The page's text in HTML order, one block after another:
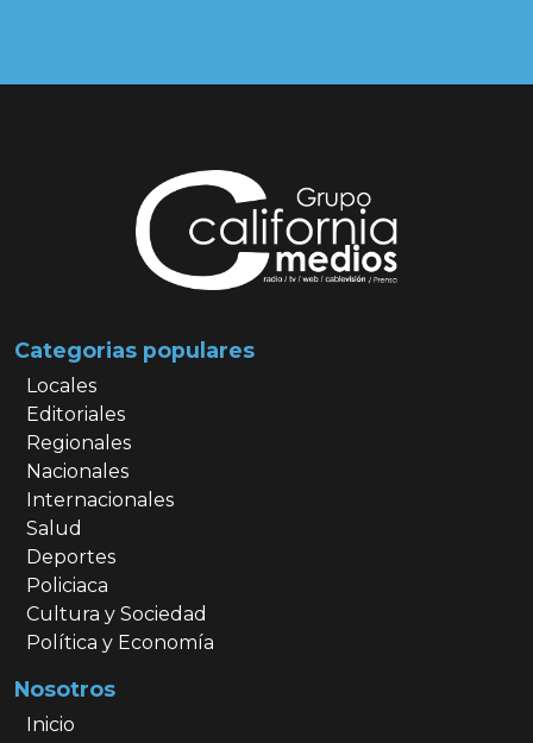
Categorias populares
Locales
Editoriales
Regionales
Nacionales
Internacionales
Salud
Deportes
Policiaca
Cultura y Sociedad
Política y Economía
Nosotros
Inicio